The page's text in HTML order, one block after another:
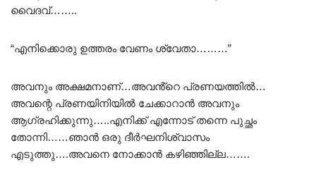
വൈദവ്……..
“എനിക്കൊരു ഉത്തരം വേണം ശ്വേതാ………”
അവനും അക്ഷമനാണ്…അവൻ്റെ പ്രണയത്തിൽ…
അവന്റെ പ്രണയിനിയിൽ ചേക്കാറാൻ അവനും
ആഗ്രഹിക്കുന്നു…..എനിക്ക് എന്നോട് തന്നെ പുച്ഛം
തോന്നി……ഞാൻ ഒരു ദീർഘനിശ്വാസം
എടുത്തു….അവനെ നോക്കാൻ കഴിഞ്ഞില്ല…….